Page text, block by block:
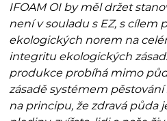
IFOAM OI by měl držet
není v souladu s EZ, s cílem
ekologických norem na
integritu ekologických
produkce probíhá mimo
zásadě systémem
na principu, že zdravá půda